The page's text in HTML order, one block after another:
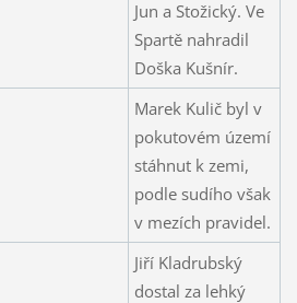
Jun a Stožický. Ve
Spartě nahradil
Doška Kušnír.
Marek Kulič byl v
pokutovém území
stáhnut k zemi,
podle sudího však
v mezích pravidel.
Jiří Kladrubský
dostal za lehký